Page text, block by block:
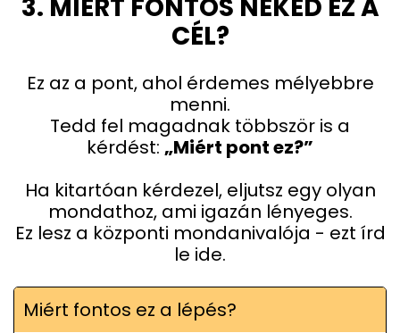
3. MIÉRT FONTOS NEKED EZ A
CÉL?
Ez az a pont, ahol érdemes mélyebbre
menni.
Tedd fel magadnak többször is a
kérdést: „Miért pont ez?”
Ha kitartóan kérdezel, eljutsz egy olyan
mondathoz, ami igazán lényeges.
Ez lesz a központi mondanivalója - ezt írd
le ide.
Miért fontos ez a lépés?